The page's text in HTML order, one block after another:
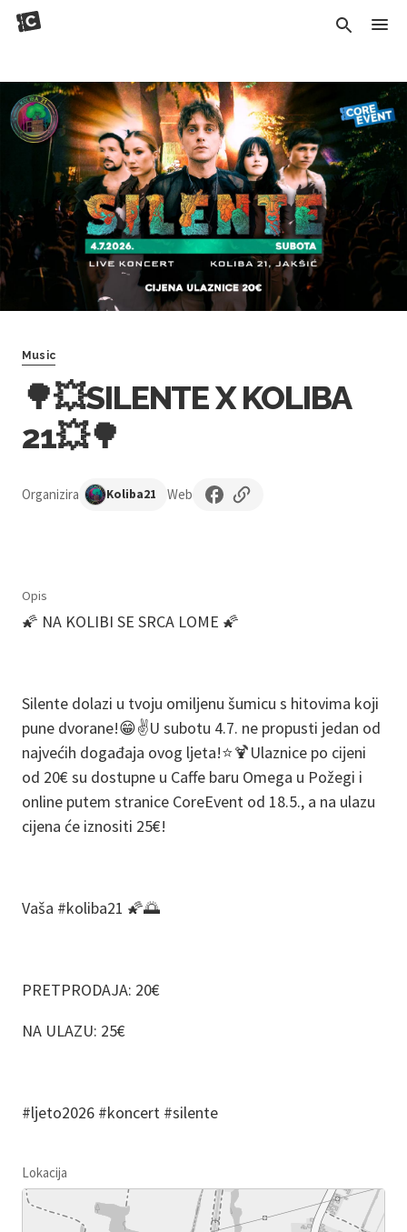
Music
🌳💥SILENTE X KOLIBA
21💥🌳
Organizira Koliba21 Web
Opis
🌠 NA KOLIBI SE SRCA LOME 🌠
Silente dolazi u tvoju omiljenu šumicu s hitovima koji
pune dvorane!😁✌️U subotu 4.7. ne propusti jedan od
najvećih događaja ovog ljeta!⭐️🍹Ulaznice po cijeni
od 20€ su dostupne u Caffe baru Omega u Požegi i
online putem stranice CoreEvent od 18.5., a na ulazu
cijena će iznositi 25€!
Vaša #koliba21 🌠🌅
PRETPRODAJA: 20€
NA ULAZU: 25€
#ljeto2026 #koncert #silente
Lokacija